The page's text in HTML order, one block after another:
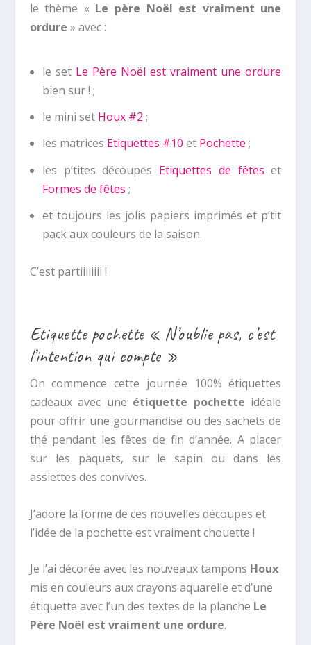
le thème « Le père Noël est vraiment une
ordure » avec :
le set Le Père Noël est vraiment une ordure
bien sur ! ;
le mini set Houx #2 ;
les matrices Etiquettes #10 et Pochette ;
les p’tites découpes Etiquettes de fêtes et
Formes de fêtes ;
et toujours les jolis papiers imprimés et p’tit
pack aux couleurs de la saison.
C’est partiiiiiiii !
Etiquette pochette « N’oublie pas, c’est
l’intention qui compte »
On commence cette journée 100% étiquettes
cadeaux avec une étiquette pochette idéale
pour offrir une gourmandise ou des sachets de
thé pendant les fêtes de fin d’année. A placer
sur les paquets, sur le sapin ou dans les
assiettes des convives.
J’adore la forme de ces nouvelles découpes et
l’idée de la pochette est vraiment chouette !
Je l’ai décorée avec les nouveaux tampons Houx
mis en couleurs aux crayons aquarelle et d’une
étiquette avec l’un des textes de la planche Le
Père Noël est vraiment une ordure.